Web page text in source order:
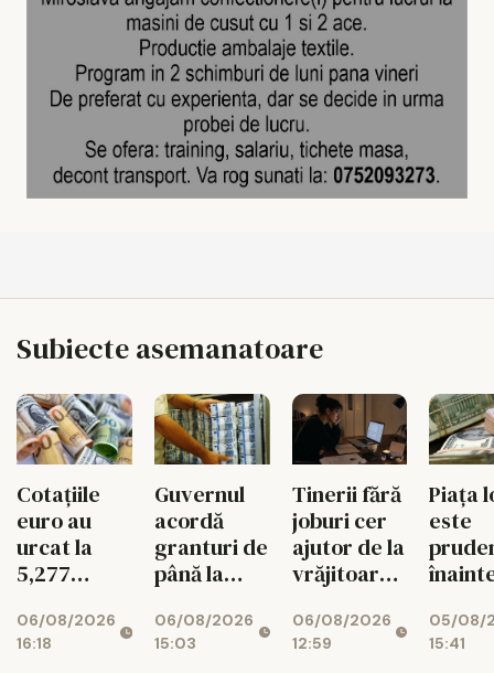
Subiecte asemanatoare
Cotațiile
euro au
urcat la
5,277
06/08/2026
16:18
Guvernul
acordă
granturi de
până la
euro
pentru
06/08/2026
15:03
Tinerii fără
joburi cer
ajutor de la
vrăjitoare
06/08/2026
12:59
Piața
este
05/08/
15:41